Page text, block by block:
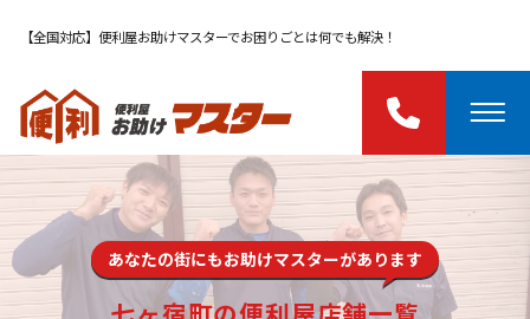
【全国対応】便利屋お助けマスターでお困りごとは何でも解決！
あなたの街にもお助けマスターがあります